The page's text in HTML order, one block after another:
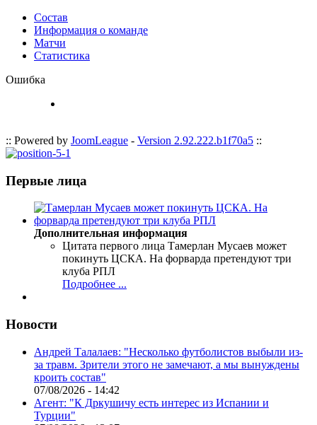
Состав
Информация о команде
Матчи
Статистика
Ошибка
:: Powered by JoomLeague - Version 2.92.222.b1f70a5 ::
Первые лица
Дополнительная информация
Цитата первого лица Тамерлан Мусаев может
покинуть ЦСКА. На форварда претендуют три
клуба РПЛ
Подробнее ...
Новости
Андрей Талалаев: "Несколько футболистов выбыли из-
за травм. Зрители этого не замечают, а мы вынуждены
кроить состав"
07/08/2026 - 14:42
Агент: "К Дркушичу есть интерес из Испании и
Турции"